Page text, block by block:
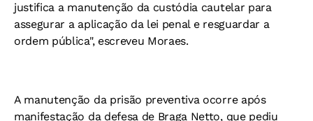
justifica a manutenção da custódia cautelar para
assegurar a aplicação da lei penal e resguardar a
ordem pública", escreveu Moraes.
A manutenção da prisão preventiva ocorre após
manifestação da defesa de Braga Netto, que pediu